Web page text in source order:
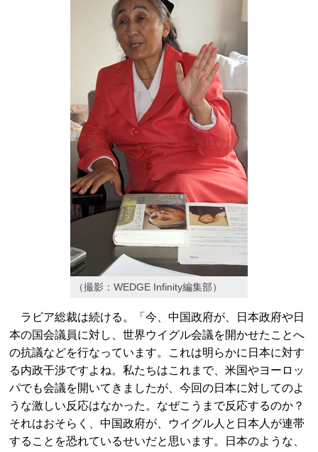
（撮影：WEDGE Infinity編集部）
ラビア総裁は続ける。「今、中国政府が、日本政府や日
本の国会議員に対し、世界ウイグル会議を開かせたことへ
の抗議などを行なっています。これは明らかに日本に対す
る内政干渉ですよね。私たちはこれまで、米国やヨーロッ
パでも会議を開いてきましたが、今回の日本に対してのよ
うな激しい反応はなかった。なぜこうまで反応するのか？
それはおそらく、中国政府が、ウイグル人と日本人が連帯
することを恐れているせいだと思います。日本のような、